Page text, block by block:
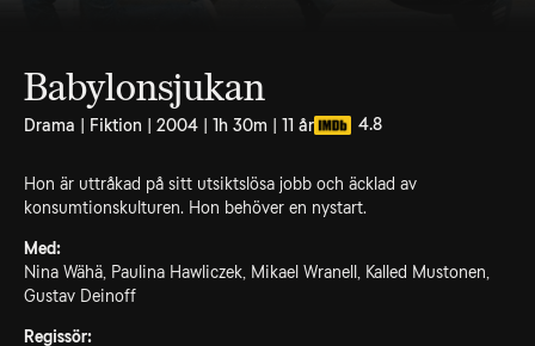
Babylonsjukan
Drama | Fiktion | 2004 | 1h 30m | 11 år 4.8
Hon är uttråkad på sitt utsiktslösa jobb och äcklad av
konsumtionskulturen. Hon behöver en nystart.
Med:
Nina Wähä, Paulina Hawliczek, Mikael Wranell, Kalled Mustonen,
Gustav Deinoff
Regissör: